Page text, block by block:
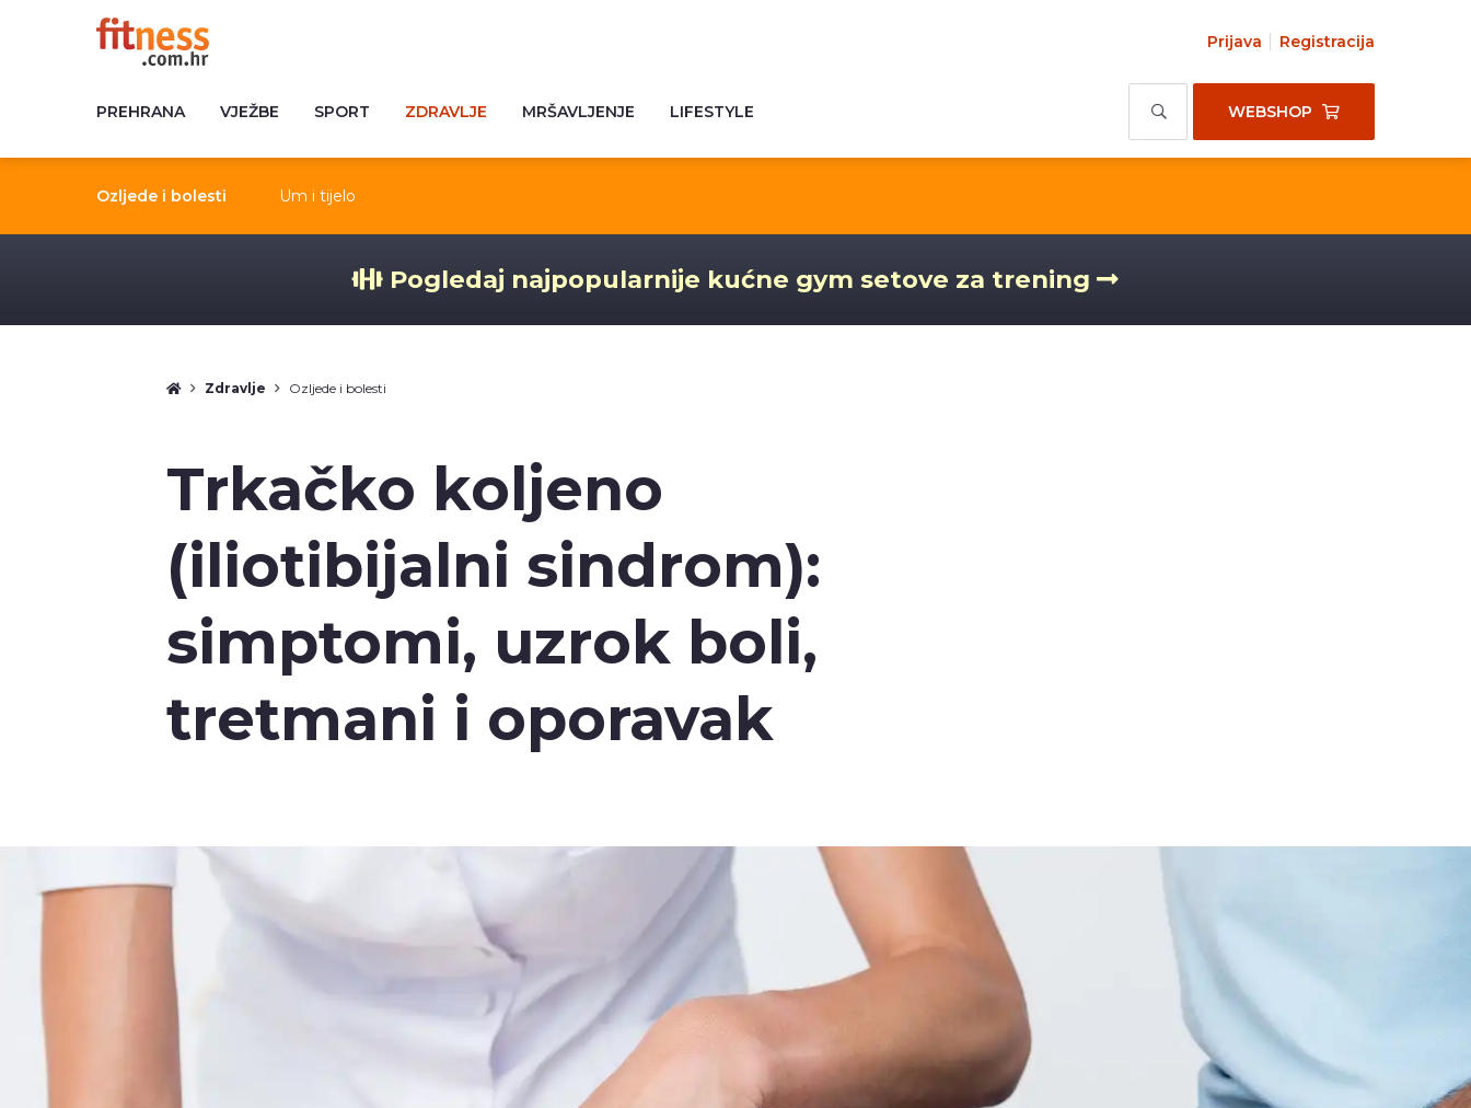
Prijava Registracija
PREHRANA VJEŽBE SPORT ZDRAVLJE MRŠAVLJENJE LIFESTYLE WEBSHOP
Ozljede i bolesti Um i tijelo
Pogledaj najpopularnije kućne gym setove za trening
Zdravlje Ozljede i bolesti
Trkačko koljeno
(iliotibijalni sindrom):
simptomi, uzrok boli,
tretmani i oporavak